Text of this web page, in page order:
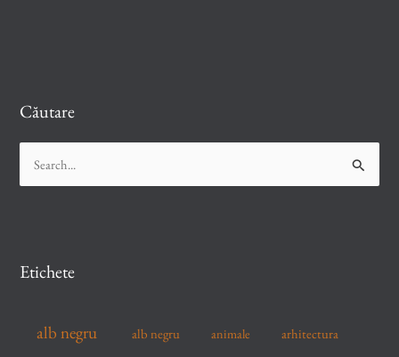
Căutare
e
h
Etichete
alb negru alb negru animale arhitectura